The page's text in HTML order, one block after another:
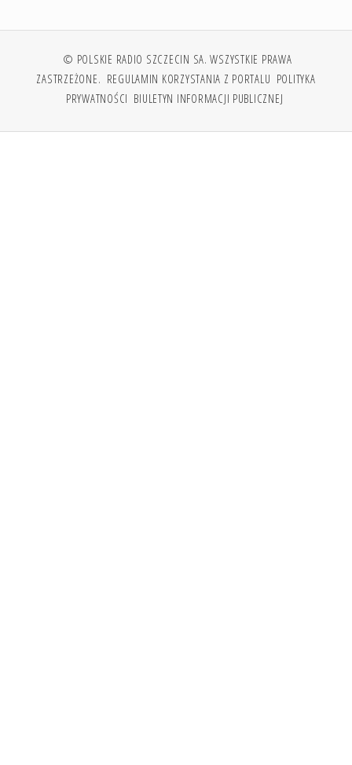
© POLSKIE RADIO SZCZECIN SA. WSZYSTKIE PRAWA
ZASTRZEŻONE. REGULAMIN KORZYSTANIA Z PORTALU POLITYKA
PRYWATNOŚCI BIULETYN INFORMACJI PUBLICZNEJ